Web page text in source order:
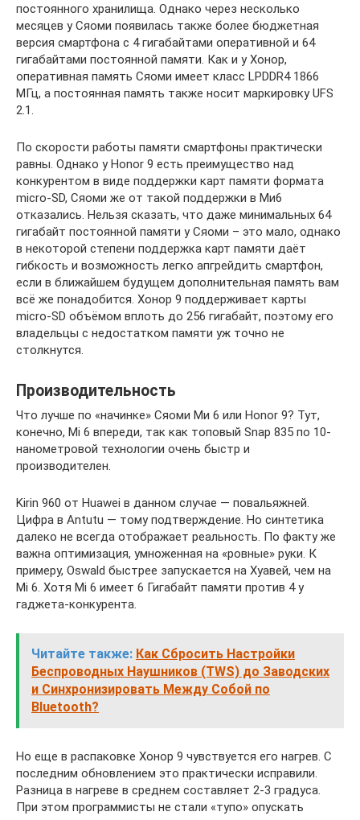
постоянного хранилища. Однако через несколько
месяцев у Сяоми появилась также более бюджетная
версия смартфона с 4 гигабайтами оперативной и 64
гигабайтами постоянной памяти. Как и у Хонор,
оперативная память Сяоми имеет класс LPDDR4 1866
МГц, а постоянная память также носит маркировку UFS
2.1.
По скорости работы памяти смартфоны практически
равны. Однако у Honor 9 есть преимущество над
конкурентом в виде поддержки карт памяти формата
micro-SD, Сяоми же от такой поддержки в Ми6
отказались. Нельзя сказать, что даже минимальных 64
гигабайт постоянной памяти у Сяоми – это мало, однако
в некоторой степени поддержка карт памяти даёт
гибкость и возможность легко апгрейдить смартфон,
если в ближайшем будущем дополнительная память вам
всё же понадобится. Хонор 9 поддерживает карты
micro-SD объёмом вплоть до 256 гигабайт, поэтому его
владельцы с недостатком памяти уж точно не
столкнутся.
Производительность
Что лучше по «начинке» Сяоми Ми 6 или Honor 9? Тут,
конечно, Mi 6 впереди, так как топовый Snap 835 по 10-
нанометровой технологии очень быстр и
производителен.
Kirin 960 от Huawei в данном случае — повальяжней.
Цифра в Antutu — тому подтверждение. Но синтетика
далеко не всегда отображает реальность. По факту же
важна оптимизация, умноженная на «ровные» руки. К
примеру, Oswald быстрее запускается на Хуавей, чем на
Mi 6. Хотя Mi 6 имеет 6 Гигабайт памяти против 4 у
гаджета-конкурента.
Читайте также: Как Сбросить Настройки
Беспроводных Наушников (TWS) до Заводских
и Синхронизировать Между Собой по
Bluetooth?
Но еще в распаковке Хонор 9 чувствуется его нагрев. С
последним обновлением это практически исправили.
Разница в нагреве в среднем составляет 2-3 градуса.
При этом программисты не стали «тупо» опускать